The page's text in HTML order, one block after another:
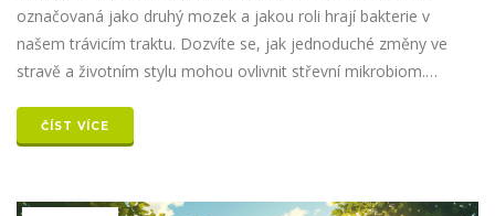
označovaná jako druhý mozek a jakou roli hrají bakterie v
našem trávicím traktu. Dozvíte se, jak jednoduché změny ve
stravě a životním stylu mohou ovlivnit střevní mikrobiom.
Všechno je vysvětlené jednoduše a srozumitelně bez složitých
teorií.
ČÍST VÍCE